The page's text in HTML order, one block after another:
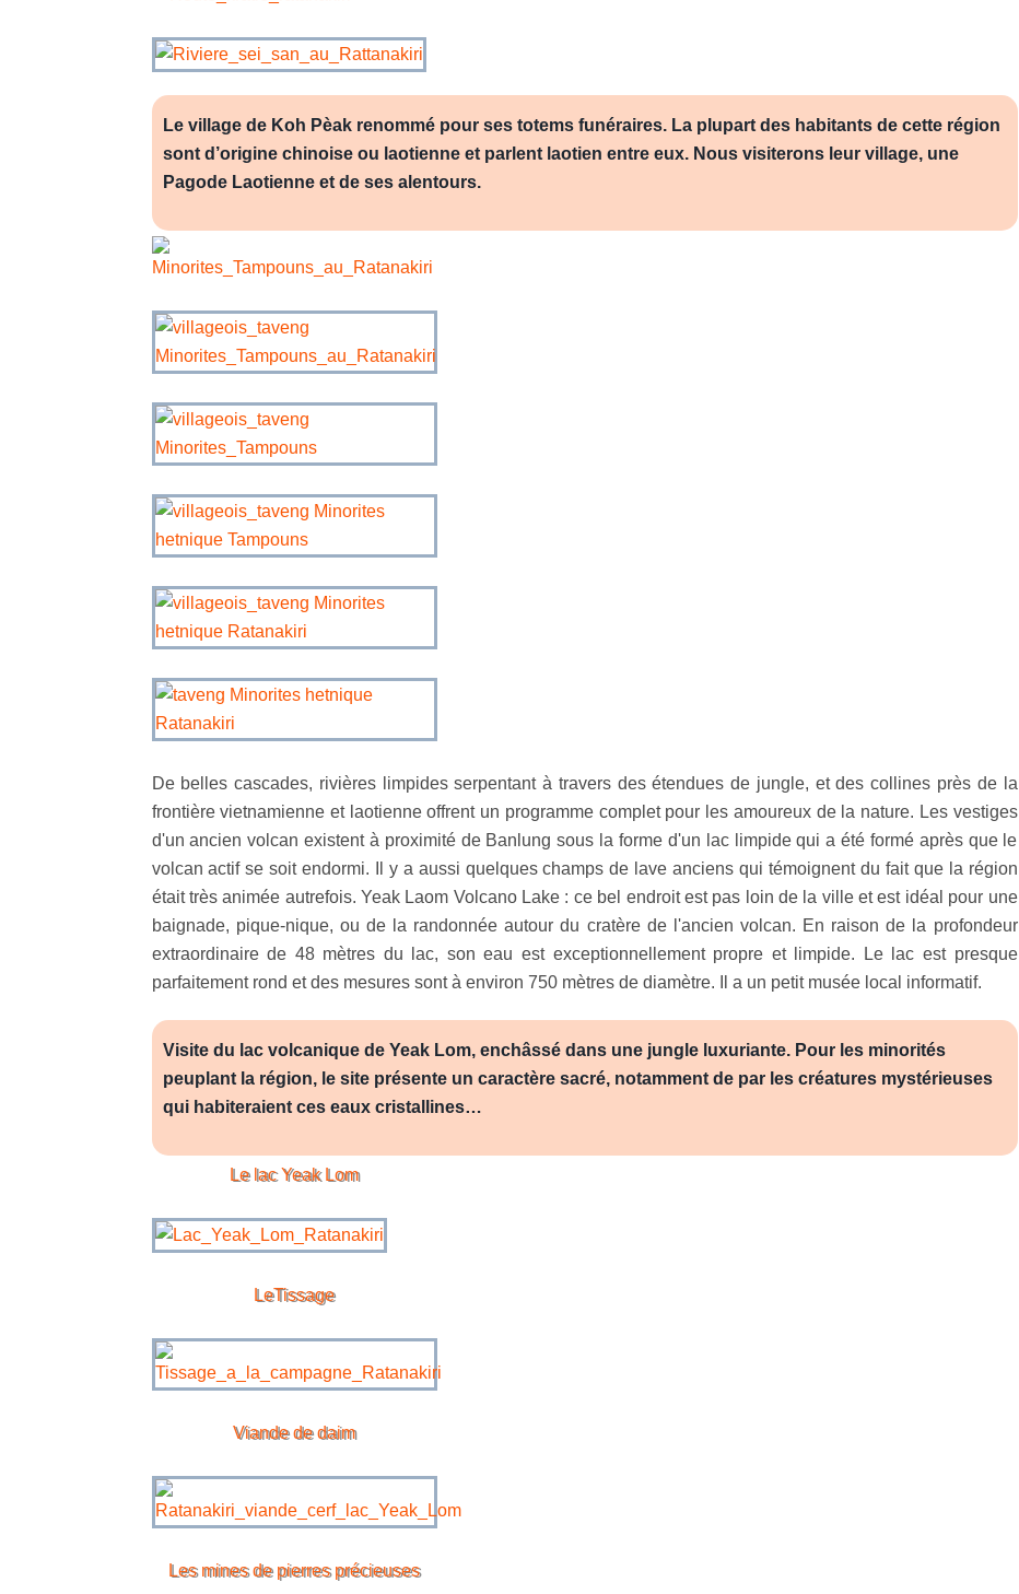
Le village de Koh Pèak renommé pour ses totems funéraires. La plupart des habitants de cette région
sont d’origine chinoise ou laotienne et parlent laotien entre eux. Nous visiterons leur village, une
Pagode Laotienne et de ses alentours.
De belles cascades, rivières limpides serpentant à travers des étendues de jungle, et des collines près de la
frontière vietnamienne et laotienne offrent un programme complet pour les amoureux de la nature. Les vestiges
d'un ancien volcan existent à proximité de Banlung sous la forme d'un lac limpide qui a été formé après que le
volcan actif se soit endormi. Il y a aussi quelques champs de lave anciens qui témoignent du fait que la région
était très animée autrefois. Yeak Laom Volcano Lake : ce bel endroit est pas loin de la ville et est idéal pour une
baignade, pique-nique, ou de la randonnée autour du cratère de l'ancien volcan. En raison de la profondeur
extraordinaire de 48 mètres du lac, son eau est exceptionnellement propre et limpide. Le lac est presque
parfaitement rond et des mesures sont à environ 750 mètres de diamètre. Il a un petit musée local informatif.
Visite du lac volcanique de Yeak Lom, enchâssé dans une jungle luxuriante. Pour les minorités
peuplant la région, le site présente un caractère sacré, notamment de par les créatures mystérieuses
qui habiteraient ces eaux cristallines…
Le lacYeak Lom
LeTissage
Viande de daim
Les mines de pierres précieuses